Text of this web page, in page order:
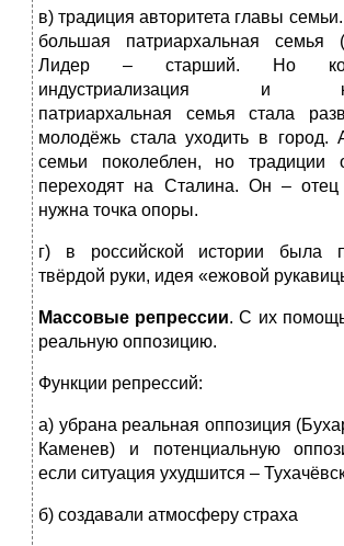
в) традиция авторитета главы
большая патриархальная семья
Лидер – старший. Но
индустриализация и
патриархальная семья стала
молодёжь стала уходить в город.
семьи поколеблен, но традиции
переходят на Сталина. Он –
нужна точка опоры.
г) в российской истории была
твёрдой руки, идея «ежовой
Массовые репрессии. С их
реальную оппозицию.
Функции репрессий:
а) убрана реальная оппозиция
Каменев) и потенциальную
если ситуация ухудшится –
б) создавали атмосферу страха